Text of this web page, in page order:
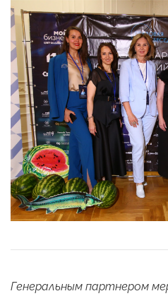
Генеральным партнером